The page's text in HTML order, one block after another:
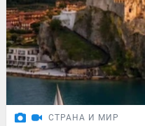
СТРАНА И МИР